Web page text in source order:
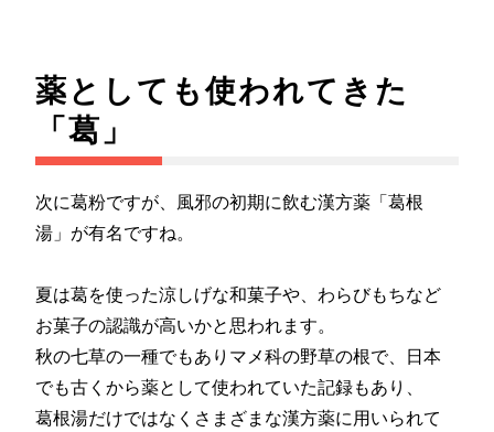
薬としても使われてきた
「葛」
次に葛粉ですが、風邪の初期に飲む漢方薬「葛根
湯」が有名ですね。
夏は葛を使った涼しげな和菓子や、わらびもちなど
お菓子の認識が高いかと思われます。
秋の七草の一種でもありマメ科の野草の根で、日本
でも古くから薬として使われていた記録もあり、
葛根湯だけではなくさまざまな漢方薬に用いられて